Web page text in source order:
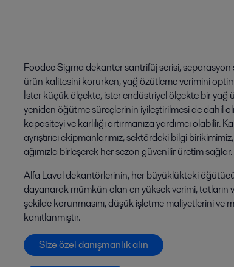
Foodec Sigma dekanter santrifüj serisi, separasyon
ürün kalitesini korurken, yağ özütleme verimini
İster küçük ölçekte, ister endüstriyel ölçekte bir yağ
yeniden öğütme süreçlerinin iyileştirilmesi de dahil
kapasiteyi ve karlılığı artırmanıza yardımcı olabilir.
ayrıştırıcı ekipmanlarımız, sektördeki bilgi
ağımızla birleşerek her sezon güvenilir üretim sağlar.
Alfa Laval dekantörlerinin, her büyüklükteki
dayanarak mümkün olan en yüksek verimi, tatların
şekilde korunmasını, düşük işletme maliyetlerini ve
kanıtlanmıştır.
Size özel danışmanlık alın